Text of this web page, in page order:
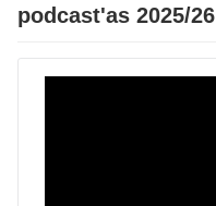
podcast'as 2025/26